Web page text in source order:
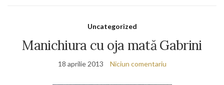
Uncategorized
Manichiura cu oja mată Gabrini
18 aprilie 2013 Niciun comentariu